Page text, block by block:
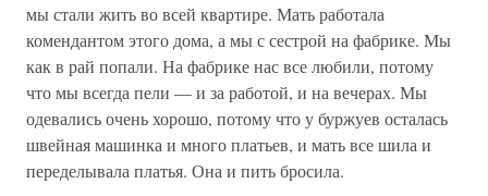
мы стали жить во всей квартире. Мать работала
комендантом этого дома, а мы с сестрой на фабрике. Мы
как в рай попали. На фабрике нас все любили, потому
что мы всегда пели — и за работой, и на вечерах. Мы
одевались очень хорошо, потому что у буржуев осталась
швейная машинка и много платьев, и мать все шила и
переделывала платья. Она и пить бросила.